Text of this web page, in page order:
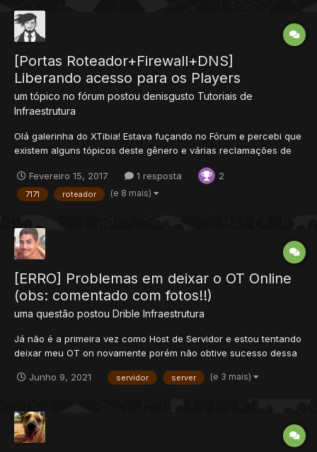
[Portas Roteador+Firewall+DNS]
Liberando acesso para os Players
um tópico no fórum postou denisgusto Tutoriais de
Infraestrutura
Olá galerinha do XTibia! Estava fuçando no Fórum e percebi que
existem alguns tópicos deste gênero e várias reclamações de
questão é que são tópicos antigos ou então que ensinam os
players meio por cima como deixar o servidor on-line,...
Fevereiro 15, 2017 1 resposta 2
7171 roteador (e 8 mais)
[ERRO] Problemas em deixar o OT Online
(obs: comentado com fotos!!)
uma questão postou Drible Infraestrutura
Já não é a primeira vez como Host de Servidor e estou tentando
deixar meu OT on novamente porém não obtive sucesso dessa
vezes se tiver um brabo ai de Redes vai conseguir me ensinar
Junho 9, 2021 servidor server (e 3 mais)